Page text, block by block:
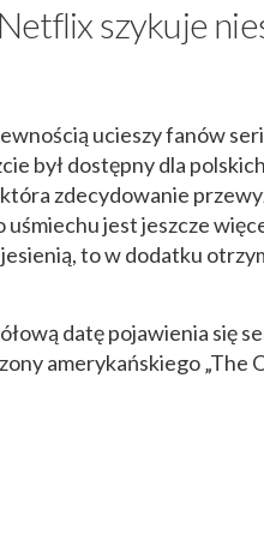
Netflix szykuje
ucieszy fanów
był dostępny dla
zdecydowanie
jest jeszcze
to w dodatku
datę pojawienia się
amerykańskiego „The